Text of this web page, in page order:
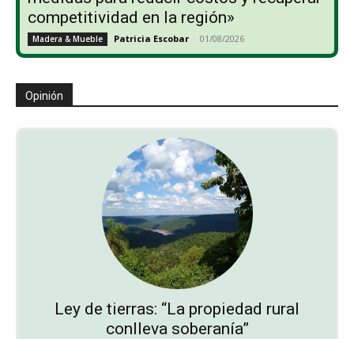
competitividad en la región»
Madera & Mueble Patricia Escobar - 01/08/2026
Opinión
Ley de tierras: “La propiedad rural
conlleva soberanía”